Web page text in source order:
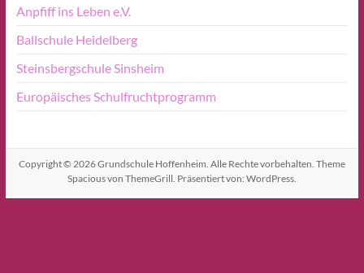
Anpfiff ins Leben e.V.
Ballschule Heidelberg
Steinsbergschule Sinsheim
Europäisches Schulfruchtprogramm
Copyright © 2026Grundschule Hoffenheim . Alle Rechte vorbehalten. Theme
Spaciousvon ThemeGrill. Präsentiert von: WordPress.